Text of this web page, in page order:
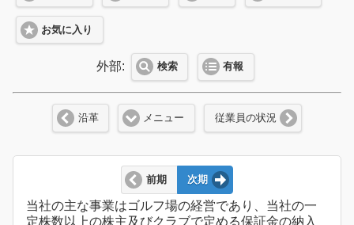
お気に入り
外部: 検索 有報
沿革 メニュー 従業員の状況
前期 次期
当社の主な事業はゴルフ場の経営であり、当社の一
定株数以上の株主及びクラブで定める保証金の納入